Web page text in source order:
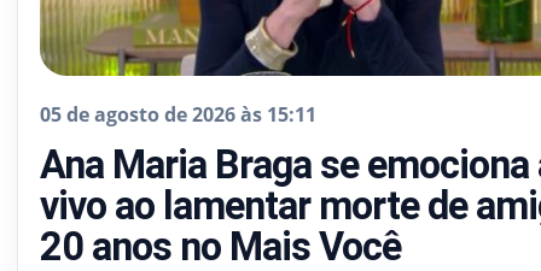
05 de agosto de 2026 às 15:11
Ana Maria Braga se emociona
vivo ao lamentar morte de
20 anos no Mais Você